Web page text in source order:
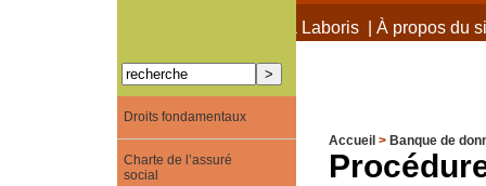
À propos de Terra Laboris| À propos du
Accueil > Banque de
Droits fondamentaux
Charte de l’assuré
social